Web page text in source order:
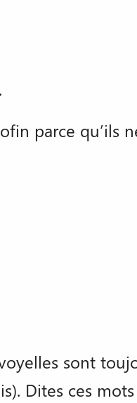
parce qu’ils
sont
Dites ces